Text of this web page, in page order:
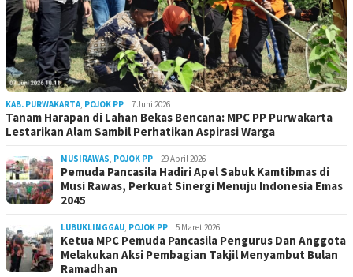
KAB. PURWAKARTA POJOK PP 7 Juni 2026
Tanam Harapan di Lahan Bekas Bencana: MPC PP Purwakarta
Lestarikan Alam Sambil Perhatikan Aspirasi Warga
MUSIRAWAS POJOK PP 29 April 2026
Pemuda Pancasila Hadiri Apel Sabuk Kamtibmas di
Musi Rawas, Perkuat Sinergi Menuju Indonesia Emas
2045
LUBUKLINGGAU POJOK PP 5 Maret 2026
Ketua MPC Pemuda Pancasila Pengurus Dan Anggota
Melakukan Aksi Pembagian Takjil Menyambut Bulan
Ramadhan